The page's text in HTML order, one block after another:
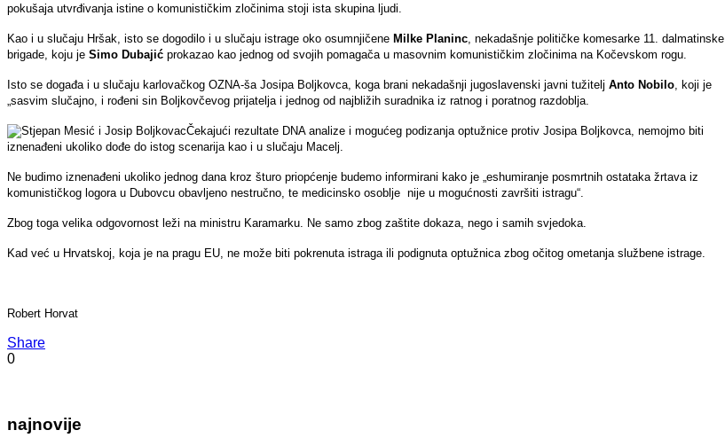
pokušaja utvrđivanja istine o komunističkim zločinima stoji ista skupina ljudi.
Kao i u slučaju Hršak, isto se dogodilo i u slučaju istrage oko osumnjičene Milke Planinc , nekadašnje političke komesarke 11. dalmatinske
brigade, koju je Simo Dubajić prokazao kao jednog od svojih pomagača u masovnim komunističkim zločinima na Kočevskom rogu.
Isto se događa i u slučaju karlovačkog OZNA-ša Josipa Boljkovca, koga brani nekadašnji jugoslavenski javni tužitelj Anto Nobilo , koji je
„sasvim slučajno, i rođeni sin Boljkovčevog prijatelja i jednog od najbližih suradnika iz ratnog i poratnog razdoblja.
Čekajući rezultate DNA analize i mogućeg podizanja optužnice protiv Josipa Boljkovca, nemojmo biti
iznenađeni ukoliko dođe do istog scenarija kao i u slučaju Macelj.
Ne budimo iznenađeni ukoliko jednog dana kroz šturo priopćenje budemo informirani kako je „eshumiranje posmrtnih ostataka žrtava iz
komunističkog logora u Dubovcu obavljeno nestručno, te medicinsko osoblje nije u mogućnosti završiti istragu“.
Zbog toga velika odgovornost leži na ministru Karamarku. Ne samo zbog zaštite dokaza, nego i samih svjedoka.
Kad već u Hrvatskoj, koja je na pragu EU, ne može biti pokrenuta istraga ili podignuta optužnica zbog očitog ometanja službene istrage.
Robert Horvat
Share
0
najnovije